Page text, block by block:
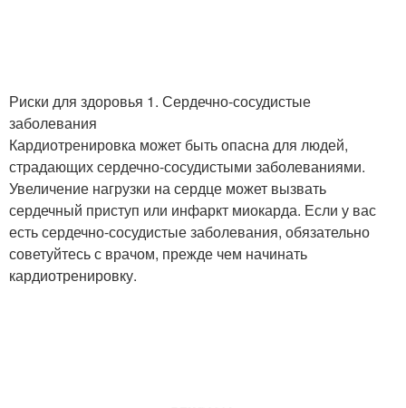
Риски для здоровья 1. Сердечно-сосудистые
заболевания
Кардиотренировка может быть опасна для людей,
страдающих сердечно-сосудистыми заболеваниями.
Увеличение нагрузки на сердце может вызвать
сердечный приступ или инфаркт миокарда. Если у вас
есть сердечно-сосудистые заболевания, обязательно
советуйтесь с врачом, прежде чем начинать
кардиотренировку.